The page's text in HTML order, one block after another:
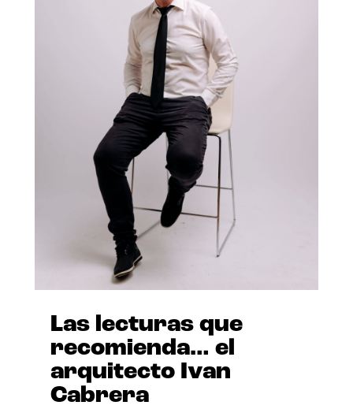
Las lecturas que
recomienda… el
arquitecto Ivan
Cabrera